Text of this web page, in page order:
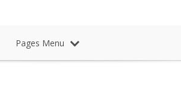
Pages Menu